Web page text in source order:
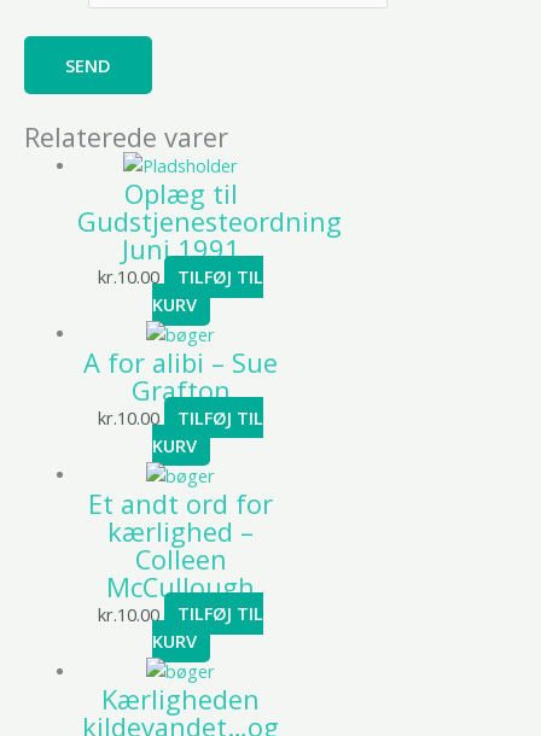
Relaterede varer
Oplæg til
Gudstjenesteordning
Juni 1991
kr.10.00
TILFØJ TIL
KURV
A for alibi – Sue
Grafton
kr.10.00
TILFØJ TIL
KURV
Et andt ord for
kærlighed –
Colleen
McCullough
kr.10.00
TILFØJ TIL
KURV
Kærligheden
kildevandet…og